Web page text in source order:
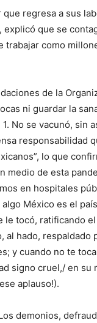
regresa a sus
que se
como
de la
ni guardar la
No se vacunó, sin
responsabilidad
lo que
medio de esta
en hospitales
México es el
tocó, ratificando
hado, respaldado
y cuando no te
signo cruel,/ en su
aplauso!).
demonios,